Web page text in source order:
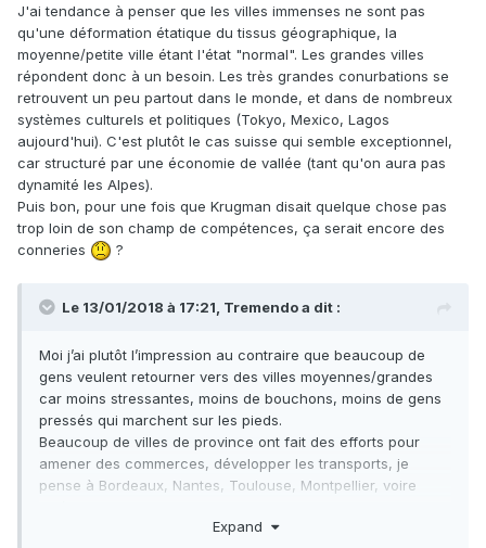
Après plusieurs décennies de politiques nuisant à la
population vivant hors des grandes villes,
lesurbanites urbanites s'étonnent qu'elles soient en train de
mourir, et proposent de les euthanasier. À mes yeux, ça en
dit moins sur les petites villes que sur les grandes...
J'ai tendance à penser que les villes immenses ne sont pas
qu'une déformation étatique du tissus géographique, la
moyenne/petite ville étant l'état "normal". Les grandes villes
répondent donc à un besoin. Les très grandes conurbations se
retrouvent un peu partout dans le monde, et dans de nombreux
systèmes culturels et politiques (Tokyo, Mexico, Lagos
aujourd'hui). C'est plutôt le cas suisse qui semble exceptionnel,
car structuré par une économie de vallée (tant qu'on aura pas
dynamité les Alpes).
Puis bon, pour une fois que Krugman disait quelque chose pas
trop loin de son champ de compétences, ça serait encore des
conneries
?
Le 13/01/2018 à 17:21, Tremendoa dit :
Moi j’ai plutôt l’impression au contraire que beaucoup de
gens veulent retourner vers des villes moyennes/grandes
car moins stressantes, moins de bouchons, moins de gens
pressés qui marchent sur les pieds.
Beaucoup de villes de province ont fait des efforts pour
amener des commerces, développer les transports, je
pense à Bordeaux, Nantes, Toulouse, Montpellier, voire
renouveau est limité certe si on considère la taille de Paris à
Expand